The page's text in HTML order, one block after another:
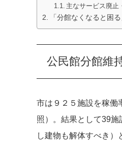
主なサービス廃止
「分館なくなると困る
公民館分館維
市は９２５施設を稼働
照）。結果として39
し建物も解体すべき）